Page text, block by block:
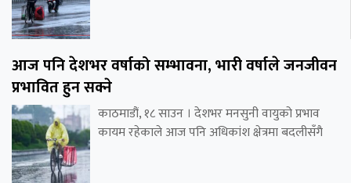
आज पनि देशभर वर्षाको सम्भावना, भारी वर्षाले जनजीवन
प्रभावित हुन सक्ने
काठमाडौं, १८ साउन । देशभर मनसुनी वायुको प्रभाव
कायम रहेकाले आज पनि अधिकांश क्षेत्रमा बदलीसँगै